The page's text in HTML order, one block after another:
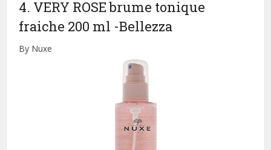
4. VERY ROSE brume tonique
fraiche 200 ml -Bellezza
By Nuxe